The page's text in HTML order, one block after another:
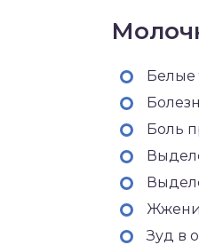
Белые
Боль
Зуд в